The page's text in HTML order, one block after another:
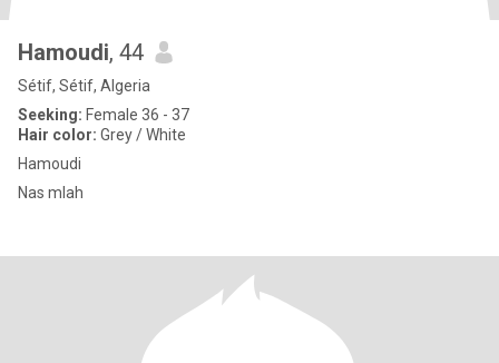
Hamoudi, 44
Sétif, Sétif, Algeria
Seeking: Female 36 - 37
Hair color: Grey / White
Hamoudi
Nas mlah